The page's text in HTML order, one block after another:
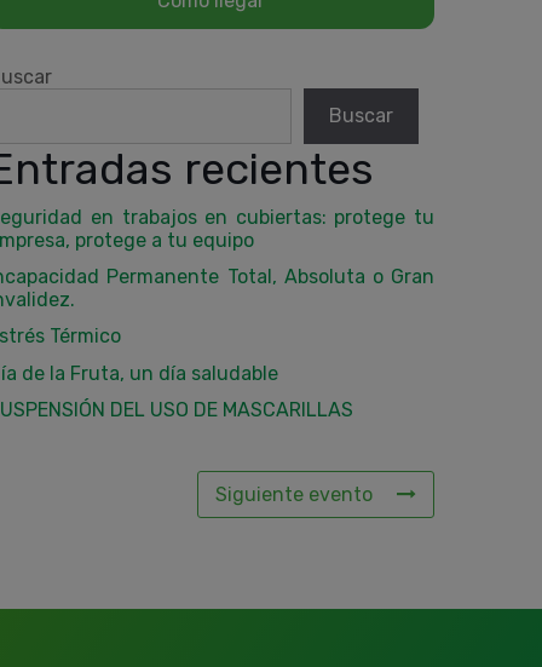
Buscar
recientes
en trabajos en cubiertas: protege tu
protege a tu equipo
Permanente Total, Absoluta o Gran
Térmico
de la Fruta, un día saludable
DEL USO DE MASCARILLAS
Siguiente evento